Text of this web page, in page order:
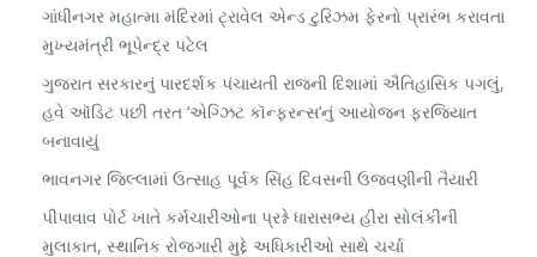
ગાંધીનગર મહાત્મા મંદિરમાં ટ્રાવેલ એન્ડ ટુરિઝમ ફેરનો પ્રારંભ કરાવતા
મુખ્યમંત્રી ભૂપેન્દ્ર પટેલ
ગુજરાત સરકારનું પારદર્શક પંચાયતી રાજની દિશામાં ઐતિહાસિક પગલું,
હવે ઑડિટ પછી તરત ‘એગ્ઝિટ કૉન્ફરન્સ’નું આયોજન ફરજિયાત
બનાવાયું
ભાવનગર જિલ્લામાં ઉત્સાહ પૂર્વક સિંહ દિવસની ઉજવણીની તૈયારી
પીપાવાવ પોર્ટ ખાતે કર્મચારીઓના પ્રશ્ને ધારાસભ્ય હીરા સોલંકીની
મુલાકાત, સ્થાનિક રોજગારી મુદ્દે અધિકારીઓ સાથે ચર્ચા